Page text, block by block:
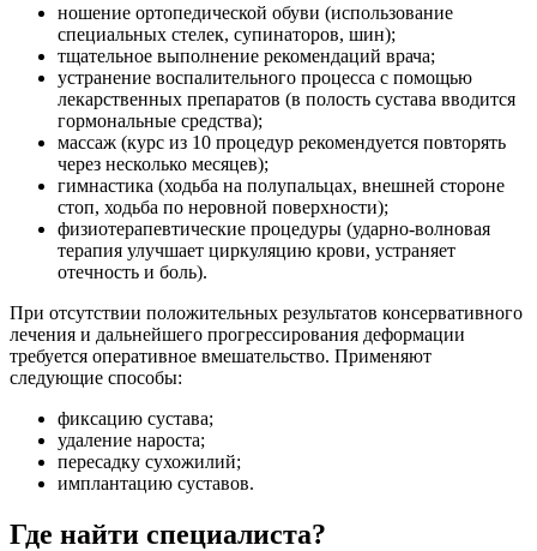
ношение ортопедической обуви (использование
специальных стелек, супинаторов, шин);
тщательное выполнение рекомендаций врача;
устранение воспалительного процесса с помощью
лекарственных препаратов (в полость сустава вводится
гормональные средства);
массаж (курс из 10 процедур рекомендуется повторять
через несколько месяцев);
гимнастика (ходьба на полупальцах, внешней стороне
стоп, ходьба по неровной поверхности);
физиотерапевтические процедуры (ударно-волновая
терапия улучшает циркуляцию крови, устраняет
отечность и боль).
При отсутствии положительных результатов консервативного
лечения и дальнейшего прогрессирования деформации
требуется оперативное вмешательство. Применяют
следующие способы:
фиксацию сустава;
удаление нароста;
пересадку сухожилий;
имплантацию суставов.
Где найти специалиста?